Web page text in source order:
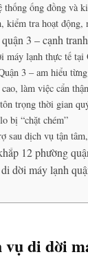
ống đồng và
kiểm tra hoạt động,
3 – cạnh
máy lạnh thực tế tại
3 – am hiểu
làm việc cẩn
trọng thời gian
bị “chặt chém”
sau dịch vụ tận
12 phường
dời máy lạnh
di dời